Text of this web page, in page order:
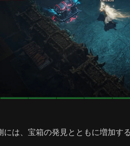
には、宝箱の発見とともに増加す